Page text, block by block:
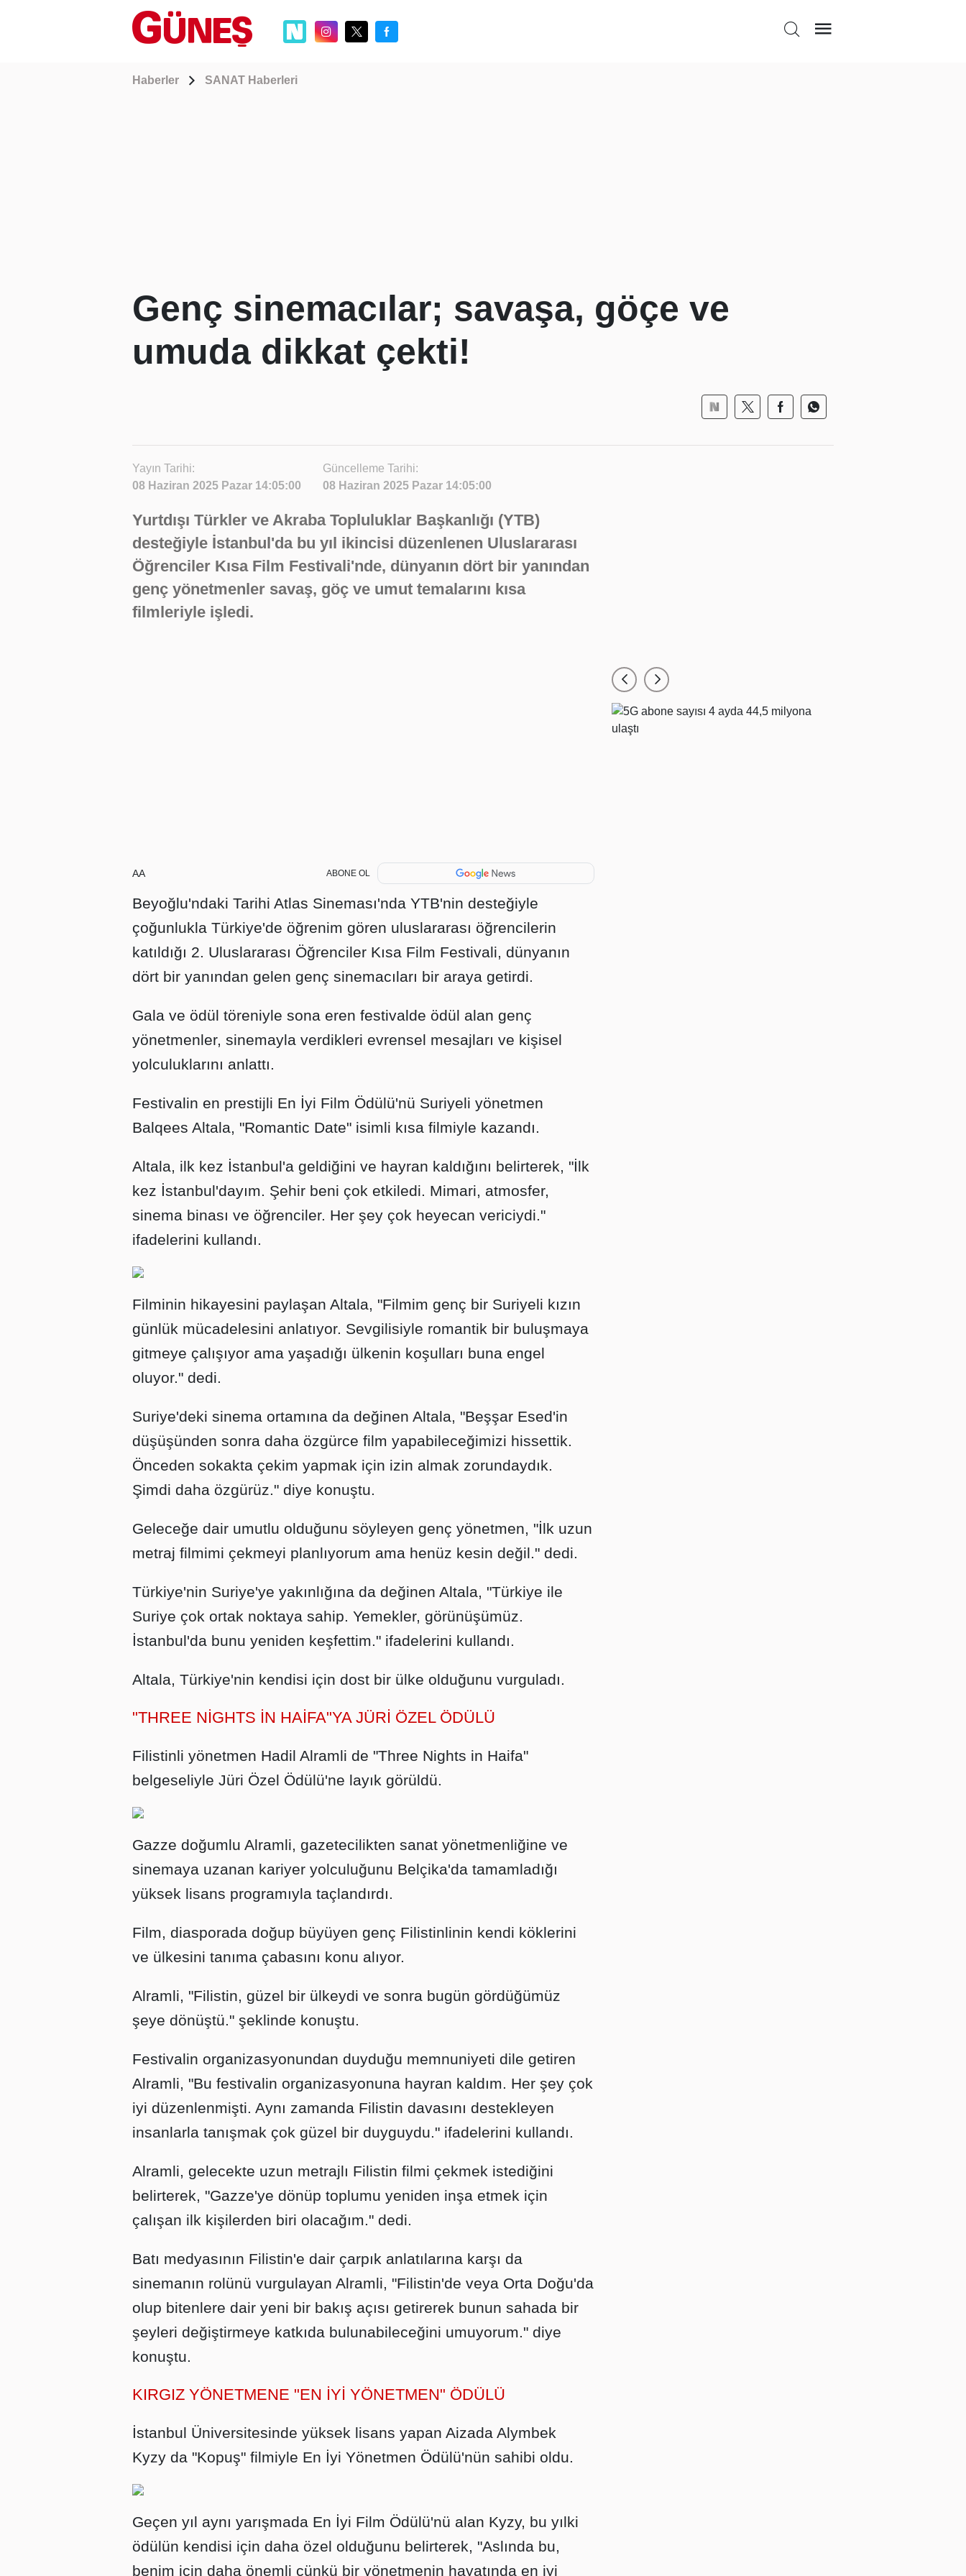
Haberler SANAT Haberleri
Genç sinemacılar; savaşa, göçe ve
umuda dikkat çekti!
Yayın Tarihi:
08 Haziran 2025 Pazar 14:05:00
Güncelleme Tarihi:
08 Haziran 2025 Pazar 14:05:00
Yurtdışı Türkler ve Akraba Topluluklar Başkanlığı (YTB)
desteğiyle İstanbul'da bu yıl ikincisi düzenlenen Uluslararası
Öğrenciler Kısa Film Festivali'nde, dünyanın dört bir yanından
genç yönetmenler savaş, göç ve umut temalarını kısa
filmleriyle işledi.
AA ABONE OL
Beyoğlu'ndaki Tarihi Atlas Sineması'nda YTB'nin desteğiyle
çoğunlukla Türkiye'de öğrenim gören uluslararası öğrencilerin
katıldığı 2. Uluslararası Öğrenciler Kısa Film Festivali, dünyanın
dört bir yanından gelen genç sinemacıları bir araya getirdi.
Gala ve ödül töreniyle sona eren festivalde ödül alan genç
yönetmenler, sinemayla verdikleri evrensel mesajları ve kişisel
yolculuklarını anlattı.
Festivalin en prestijli En İyi Film Ödülü'nü Suriyeli yönetmen
Balqees Altala, "Romantic Date" isimli kısa filmiyle kazandı.
Altala, ilk kez İstanbul'a geldiğini ve hayran kaldığını belirterek, "İlk
kez İstanbul'dayım. Şehir beni çok etkiledi. Mimari, atmosfer,
sinema binası ve öğrenciler. Her şey çok heyecan vericiydi."
ifadelerini kullandı.
Filminin hikayesini paylaşan Altala, "Filmim genç bir Suriyeli kızın
günlük mücadelesini anlatıyor. Sevgilisiyle romantik bir buluşmaya
gitmeye çalışıyor ama yaşadığı ülkenin koşulları buna engel
oluyor." dedi.
Suriye'deki sinema ortamına da değinen Altala, "Beşşar Esed'in
düşüşünden sonra daha özgürce film yapabileceğimizi hissettik.
Önceden sokakta çekim yapmak için izin almak zorundaydık.
Şimdi daha özgürüz." diye konuştu.
Geleceğe dair umutlu olduğunu söyleyen genç yönetmen, "İlk uzun
metraj filmimi çekmeyi planlıyorum ama henüz kesin değil." dedi.
Türkiye'nin Suriye'ye yakınlığına da değinen Altala, "Türkiye ile
Suriye çok ortak noktaya sahip. Yemekler, görünüşümüz.
İstanbul'da bunu yeniden keşfettim." ifadelerini kullandı.
Altala, Türkiye'nin kendisi için dost bir ülke olduğunu vurguladı.
"THREE NİGHTS İN HAİFA"YA JÜRİ ÖZEL ÖDÜLÜ
Filistinli yönetmen Hadil Alramli de "Three Nights in Haifa"
belgeseliyle Jüri Özel Ödülü'ne layık görüldü.
Gazze doğumlu Alramli, gazetecilikten sanat yönetmenliğine ve
sinemaya uzanan kariyer yolculuğunu Belçika'da tamamladığı
yüksek lisans programıyla taçlandırdı.
Film, diasporada doğup büyüyen genç Filistinlinin kendi köklerini
ve ülkesini tanıma çabasını konu alıyor.
Alramli, "Filistin, güzel bir ülkeydi ve sonra bugün gördüğümüz
şeye dönüştü." şeklinde konuştu.
Festivalin organizasyonundan duyduğu memnuniyeti dile getiren
Alramli, "Bu festivalin organizasyonuna hayran kaldım. Her şey çok
iyi düzenlenmişti. Aynı zamanda Filistin davasını destekleyen
insanlarla tanışmak çok güzel bir duyguydu." ifadelerini kullandı.
Alramli, gelecekte uzun metrajlı Filistin filmi çekmek istediğini
belirterek, "Gazze'ye dönüp toplumu yeniden inşa etmek için
çalışan ilk kişilerden biri olacağım." dedi.
Batı medyasının Filistin'e dair çarpık anlatılarına karşı da
sinemanın rolünü vurgulayan Alramli, "Filistin'de veya Orta Doğu'da
olup bitenlere dair yeni bir bakış açısı getirerek bunun sahada bir
şeyleri değiştirmeye katkıda bulunabileceğini umuyorum." diye
konuştu.
KIRGIZ YÖNETMENE "EN İYİ YÖNETMEN" ÖDÜLÜ
İstanbul Üniversitesinde yüksek lisans yapan Aizada Alymbek
Kyzy da "Kopuş" filmiyle En İyi Yönetmen Ödülü'nün sahibi oldu.
Geçen yıl aynı yarışmada En İyi Film Ödülü'nü alan Kyzy, bu yılki
ödülün kendisi için daha özel olduğunu belirterek, "Aslında bu,
benim için daha önemli çünkü bir yönetmenin hayatında en iyi